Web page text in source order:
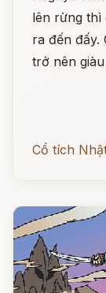
lên rừng thì
ra đến đấy.
trở nên
Cổ tích